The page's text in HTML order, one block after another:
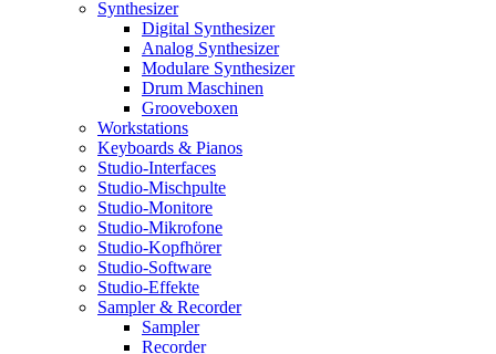
Synthesizer
Digital Synthesizer
Analog Synthesizer
Modulare Synthesizer
Drum Maschinen
Grooveboxen
Workstations
Keyboards & Pianos
Studio-Interfaces
Studio-Mischpulte
Studio-Monitore
Studio-Mikrofone
Studio-Kopfhörer
Studio-Software
Studio-Effekte
Sampler & Recorder
Sampler
Recorder